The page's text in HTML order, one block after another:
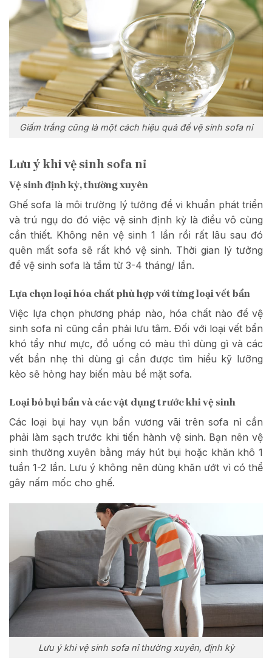
Giấm trắng cũng là một cách hiệu quả để vệ sinh sofa nỉ
Lưu ý khi vệ sinh sofa nỉ
Vệ sinh định kỳ, thường xuyên
Ghế sofa là môi trường lý tưởng để vi khuẩn phát triển
và trú ngụ do đó việc vệ sinh định kỳ là điều vô cùng
cần thiết. Không nên vệ sinh 1 lần rồi rất lâu sau đó
quên mất sofa sẽ rất khó vệ sinh. Thời gian lý tưởng
để vệ sinh sofa là tầm từ 3-4 tháng/ lần.
Lựa chọn loại hóa chất phù hợp với từng loại vết bẩn
Việc lựa chọn phương pháp nào, hóa chất nào để vệ
sinh sofa nỉ cũng cần phải lưu tâm. Đối với loại vết bẩn
khó tẩy như mực, đồ uống có màu thì dùng gì và các
vết bẩn nhẹ thì dùng gì cần được tìm hiểu kỹ lưỡng
kẻo sẽ hỏng hay biến màu bề mặt sofa.
Loại bỏ bụi bẩn và các vật dụng trước khi vệ sinh
Các loại bụi hay vụn bẩn vương vãi trên sofa nỉ cần
phải làm sạch trước khi tiến hành vệ sinh. Bạn nên vệ
sinh thường xuyên bằng máy hút bụi hoặc khăn khô 1
tuần 1-2 lần. Lưu ý không nên dùng khăn ướt vì có thể
gây nấm mốc cho ghế.
Lưu ý khi vệ sinh sofa nỉ thường xuyên, định kỳ